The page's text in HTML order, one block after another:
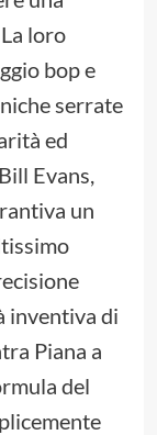
loro
bop e
serrate
ed
Evans,
un
inventiva di
Piana a
del